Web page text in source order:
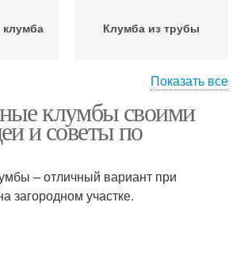
клумба Клумба из трубы
Клумба из пластиковых
бутылок
Клумбы с петунией
Показать все
клумбы своими
и советы по
– отличный вариант при
загородном участке.